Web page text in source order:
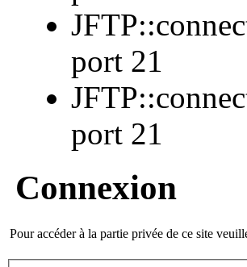
port 21
port 21
Connexion
Pour accéder à la partie privée de ce site